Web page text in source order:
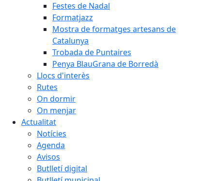
Festes de Nadal
Formatjazz
Mostra de formatges artesans de
Catalunya
Trobada de Puntaires
Penya BlauGrana de Borredà
Llocs d'interès
Rutes
On dormir
On menjar
Actualitat
Notícies
Agenda
Avisos
Butlletí digital